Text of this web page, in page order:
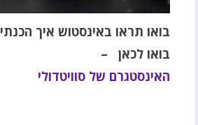
בואו תראו באינסטוש איך הכנתי
בואו לכאן –
האינסטגרם של סוויטדולי